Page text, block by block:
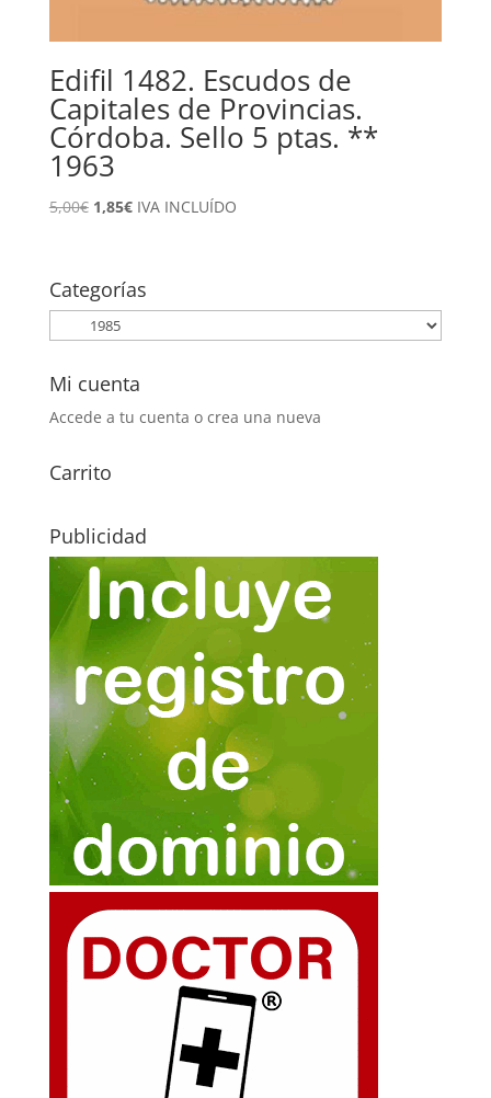
Edifil 1482. Escudos de
Capitales de Provincias.
Córdoba. Sello 5 ptas. **
1963
5,00€ El
era:
5,00€.
1,85€El
es:
1,85€.
IVA INCLUÍDO
Categorías
Mi cuenta
Accede a tu cuenta o crea una nueva
Carrito
Publicidad